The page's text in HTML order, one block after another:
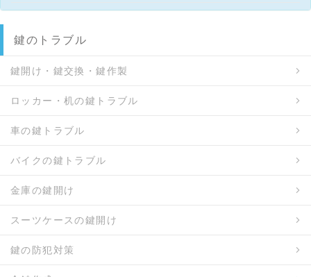
鍵のトラブル
鍵開け・鍵交換・鍵作製
ロッカー・机の鍵トラブル
車の鍵トラブル
バイクの鍵トラブル
金庫の鍵開け
スーツケースの鍵開け
鍵の防犯対策